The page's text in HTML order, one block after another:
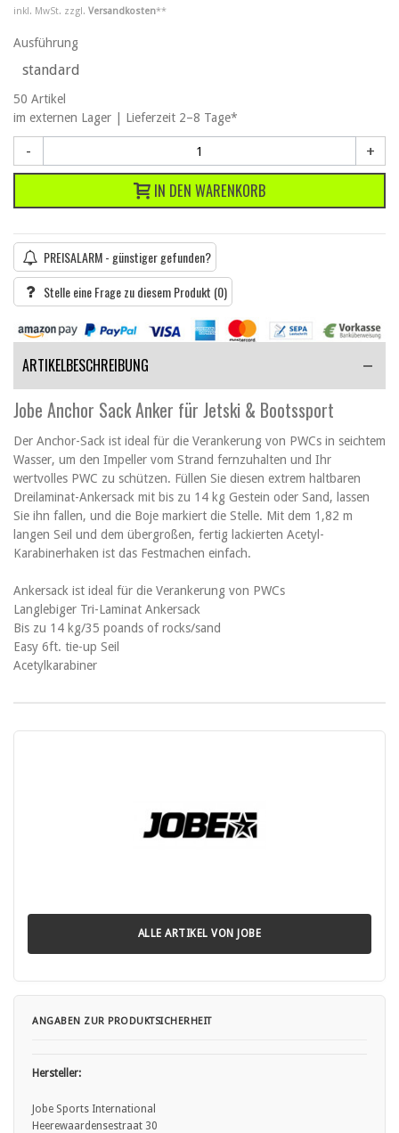
inkl. MwSt. zzgl. Versandkosten**
Ausführung
standard
50 Artikel
im externen Lager | Lieferzeit 2–8 Tage*
- +
IN DEN WARENKORB
PREISALARM - günstiger gefunden?
Stelle eine Frage zu diesem Produkt (0)
ARTIKELBESCHREIBUNG
Jobe Anchor Sack Anker für Jetski & Bootssport
Der Anchor-Sack ist ideal für die Verankerung von PWCs in seichtem
Wasser, um den Impeller vom Strand fernzuhalten und Ihr
wertvolles PWC zu schützen. Füllen Sie diesen extrem haltbaren
Dreilaminat-Ankersack mit bis zu 14 kg Gestein oder Sand, lassen
Sie ihn fallen, und die Boje markiert die Stelle. Mit dem 1,82 m
langen Seil und dem übergroßen, fertig lackierten Acetyl-
Karabinerhaken ist das Festmachen einfach.
Ankersack ist ideal für die Verankerung von PWCs
Langlebiger Tri-Laminat Ankersack
Bis zu 14 kg/35 poands of rocks/sand
Easy 6ft. tie-up Seil
Acetylkarabiner
ALLE ARTIKEL VON JOBE
ANGABEN ZUR PRODUKTSICHERHEIT
Hersteller:
Jobe Sports International
Heerewaardensestraat 30